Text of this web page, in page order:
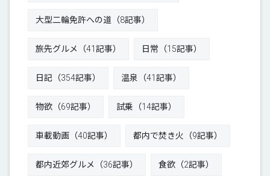
大型二輪免許への道（8記事）
旅先グルメ（41記事） 日常（15記事）
日記（354記事） 温泉（41記事）
物欲（69記事） 試乗（14記事）
車載動画（40記事） 都内で焚き火（9記事）
都内近郊グルメ（36記事） 食欲（2記事）